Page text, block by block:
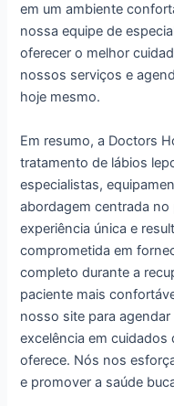
em um ambiente
nossa equipe de
oferecer o melhor
nossos serviços e
hoje mesmo.
Em resumo, a Doctors
tratamento de lábios
especialistas,
abordagem centrada
experiência única e
comprometida em
completo durante a
paciente mais
nosso site para
excelência em
oferece. Nós nos
e promover a saúde